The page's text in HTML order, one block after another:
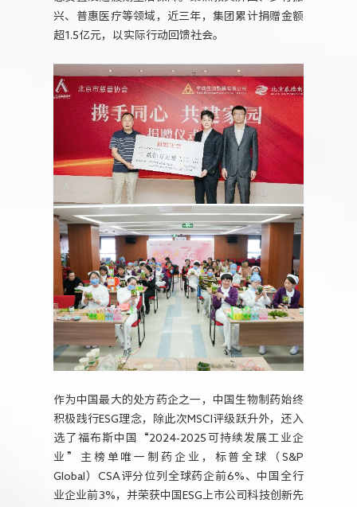
兴、普惠医疗等领域，近三年，集团累计捐赠金额
超1.5亿元，以实际行动回馈社会。
作为中国最大的处方药企之一，中国生物制药始终
积极践行ESG理念，除此次MSCI评级跃升外，还入
选了福布斯中国“2024-2025可持续发展工业企
业”主榜单唯一制药企业，标普全球（S&P
Global）CSA评分位列全球药企前6%、中国全行
业企业前3%，并荣获中国ESG上市公司科技创新先